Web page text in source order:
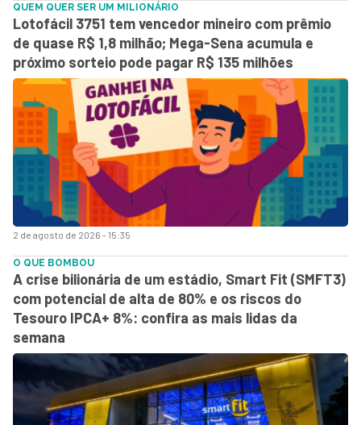
2 de agosto de 2026 - 15:35
QUEM QUER SER UM MILIONÁRIO
Lotofácil 3751 tem vencedor mineiro com prêmio
de quase R$ 1,8 milhão; Mega-Sena acumula e
próximo sorteio pode pagar R$ 135 milhões
O QUE BOMBOU
A crise bilionária de um estádio, Smart Fit (SMFT3)
com potencial de alta de 80% e os riscos do
Tesouro IPCA+ 8%: confira as mais lidas da
semana